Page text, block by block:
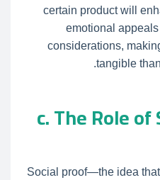
certain product will
emotional
considerations,
tangible
c. The Role
Social proof—the idea